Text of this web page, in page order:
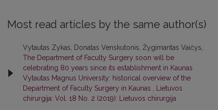
Most read articles by the same author(s)
Vytautas Zykas, Donatas Venskutonis, Žygimantas Vaičys,
The Department of Faculty Surgery soon will be
celebrating 80 years since its establishment in Kaunas
Vytautas Magnus University: historical overview of the
Department of Faculty Surgery in Kaunas
Lietuvos
chirurgija: Vol. 18 No. 2 (2019): Lietuvos chirurgija